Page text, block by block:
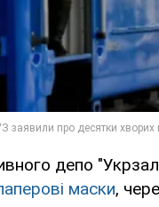
депо
маски,